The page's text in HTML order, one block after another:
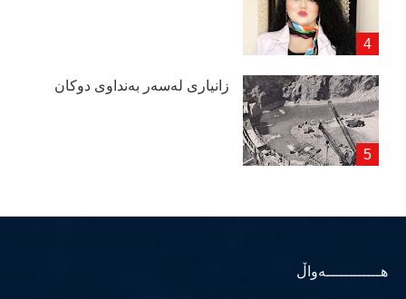
زانیاری لەسەر بەنداوی دوكان
هــــــــــــەواڵ